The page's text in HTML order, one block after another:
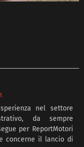
nel settore
da sempre
per ReportMotori
concerne il lancio di